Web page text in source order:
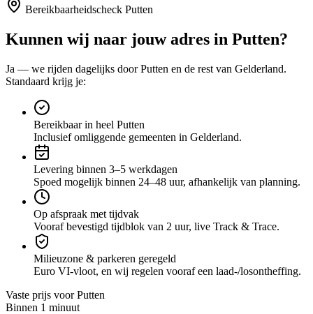
Bereikbaarheidscheck Putten
Kunnen wij naar jouw adres in Putten?
Ja — we rijden dagelijks doorPutten en de rest van Gelderland.
Standaard krijg je:
Bereikbaar in heel Putten
Inclusief omliggende gemeenten in Gelderland.
Levering binnen 3–5 werkdagen
Spoed mogelijk binnen 24–48 uur, afhankelijk van planning.
Op afspraak met tijdvak
Vooraf bevestigd tijdblok van 2 uur, live Track & Trace.
Milieuzone & parkeren geregeld
Euro VI-vloot, en wij regelen vooraf een laad-/losontheffing.
Vaste prijs voorPutten
Binnen 1 minuut